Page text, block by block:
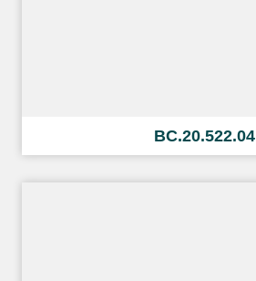
BC.20.522.04